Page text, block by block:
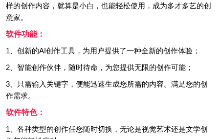
样的创作内容，就算是小白，也能轻松使用，成为多才多艺的创
意家。
软件功能：
1、创新的AI创作工具，为用户提供了一种全新的创作体验；
2、智能创作伙伴，随时待命，为您提供无限的创作可能；
3、只需输入关键字，便能迅速生成您所需的内容。满足您的创
作需求。
软件特色：
1、各种类型的创作任您随时切换，无论是视觉艺术还是文学创